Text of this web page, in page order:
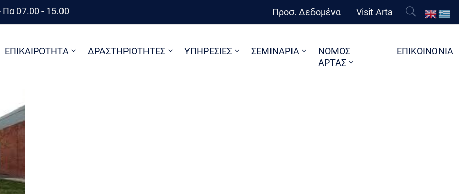
Πα 07.00 - 15.00 Προσ. Δεδομένα Visit Arta
ΕΠΙΚΑΙΡΟΤΗΤΑ ΔΡΑΣΤΗΡΙΟΤΗΤΕΣ ΥΠΗΡΕΣΙΕΣ ΣΕΜΙΝΑΡΙΑ
ΝΟΜΟΣ
ΑΡΤΑΣ
ΕΠΙΚΟΙΝΩΝΙΑ